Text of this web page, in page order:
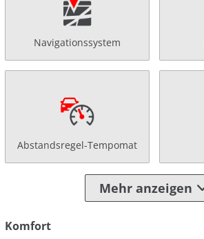
Navigationssystem
Abstandsregel-Tempomat
Mehr anzeigen
Komfort